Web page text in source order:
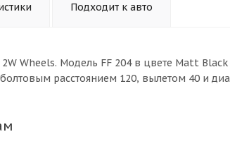
Подходит к авто
Wheels. Модель FF 204 в цвете Matt
расстоянием 120, вылетом 40 и